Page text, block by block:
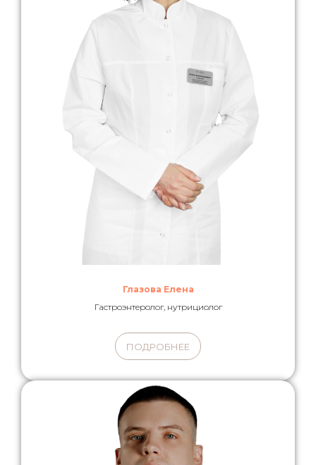
Глазова Елена
Гастроэнтеролог, нутрициолог
ПОДРОБНЕЕ